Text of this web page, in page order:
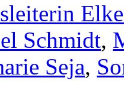
Schmidt,
Seja,